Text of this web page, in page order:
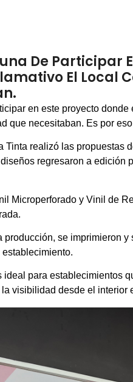
De Participar
El Local
en este proyecto
que necesitaban. Es por
Tinta realizó las propuestas
regresaron a edición
Microperforado y Vinil de
producción, se imprimieron
ideal para establecimientos
visibilidad desde el